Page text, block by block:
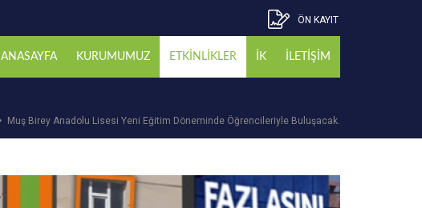
ÖN KAYIT
ANASAYFA KURUMUMUZ ETKİNLİKLER İK İLETİŞİM
Muş Birey Anadolu Lisesi Yeni Eğitim Döneminde Öğrencileriyle Buluşacak.